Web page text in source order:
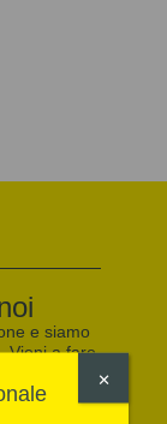
e siamo
Vieni a fare
×